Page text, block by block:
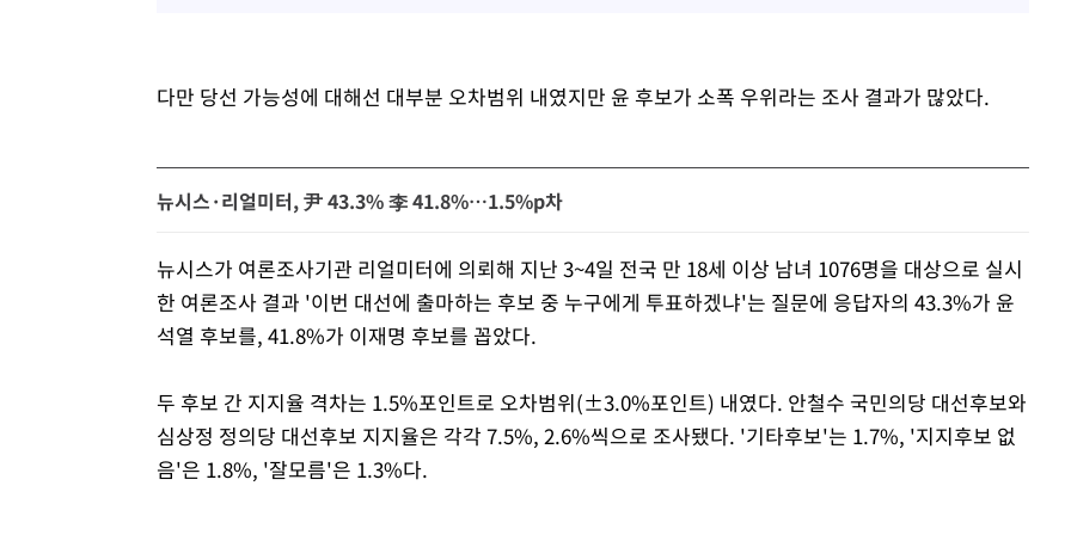
다만 당선 가능성에 대해선 대부분 오차범위 내였지만 윤 후보가 소폭 우위라는 조사 결과가 많았다.
뉴시스·리얼미터, 尹 43.3% 李 41.8%…1.5%p차
뉴시스가 여론조사기관 리얼미터에 의뢰해 지난 3~4일 전국 만 18세 이상 남녀 1076명을 대상으로 실시
한 여론조사 결과 '이번 대선에 출마하는 후보 중 누구에게 투표하겠냐'는 질문에 응답자의 43.3%가 윤
석열 후보를, 41.8%가 이재명 후보를 꼽았다.
두 후보 간 지지율 격차는 1.5%포인트로 오차범위(±3.0%포인트) 내였다. 안철수 국민의당 대선후보와
심상정 정의당 대선후보 지지율은 각각 7.5%, 2.6%씩으로 조사됐다. '기타후보'는 1.7%, '지지후보 없
음'은 1.8%, '잘모름'은 1.3%다.